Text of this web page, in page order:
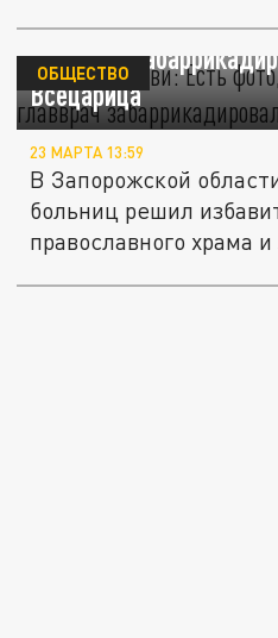
Лишил церкви: Есть
главврач
Всецарица
ОБЩЕСТВО
23 МАРТА 13:59
В Запорожской
больниц решил
православного храма